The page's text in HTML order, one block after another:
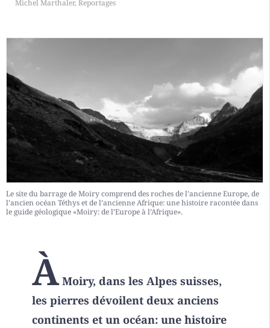
Michel Marthaler,Reportages
Le site du barrage de Moiry comprend des roches de l’ancienne Europe, de
l’ancien océan Téthys et de l’ancienne Afrique: une histoire racontée dans
le guide géologique «Moiry: de l’Europe à l’Afrique».
ÀMoiry, dans les Alpes suisses,
les pierres dévoilent deux anciens
continents et un océan: une histoire